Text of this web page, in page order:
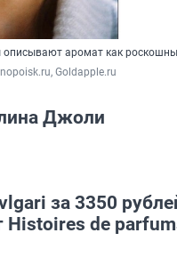
аромат как
Goldapple.ru
Джоли
за 3350
Histoires de